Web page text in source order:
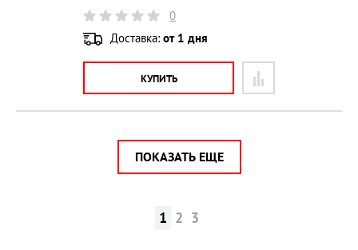
0
Доставка: от 1 дня
КУПИТЬ
ПОКАЗАТЬ ЕЩЕ
1 2 3